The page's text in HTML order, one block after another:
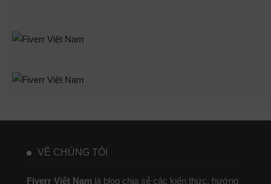
VỀ CHÚNG TÔI
Fiverr Việt Nam là blog chia sẻ các kiến thức, hướng